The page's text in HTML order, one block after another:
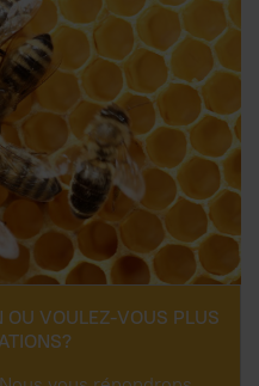
OU VOULEZ-VOUS PLUS